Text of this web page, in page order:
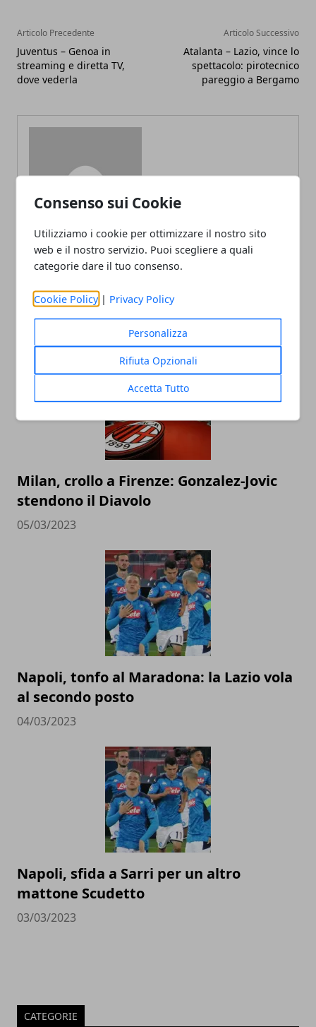
Consenso sui Cookie
Utilizziamo i cookie per ottimizzare il nostro sito
web e il nostro servizio. Puoi scegliere a quali
categorie dare il tuo consenso.
Cookie Policy | Privacy Policy
Personalizza
Rifiuta Opzionali
Accetta Tutto
Articolo Precedente
Juventus – Genoa in
streaming e diretta TV,
dove vederla
Articolo Successivo
Atalanta – Lazio, vince lo
spettacolo: pirotecnico
pareggio a Bergamo
Milan, crollo a Firenze: Gonzalez-Jovic
stendono il Diavolo
05/03/2023
Napoli, tonfo al Maradona: la Lazio vola
al secondo posto
04/03/2023
Napoli, sfida a Sarri per un altro
mattone Scudetto
03/03/2023
CATEGORIE